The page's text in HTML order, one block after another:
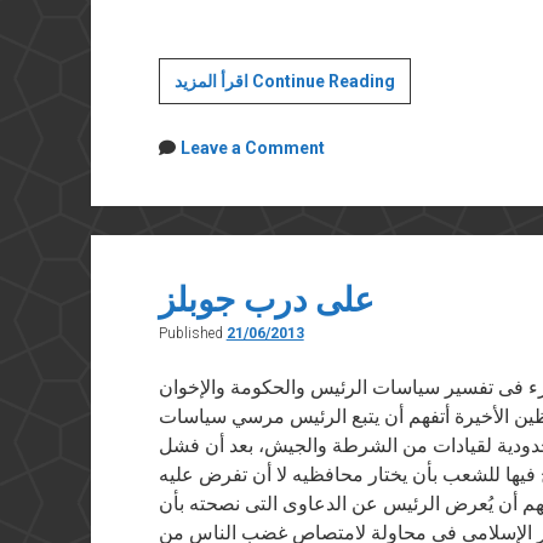
اقرأ المزيد Continue Readingالشرعية
والثورة
Leave a Comment
على درب جوبلز
Published 21/06/2013
في ٢١ يونيو ٢٠١٣ يحار المرء فى تفسير سياسات الرئيس والحكومة والإخوان
الأخيرة أتفهم أن يتبع الرئيس مرسي سياسات
لقيادات من الشرطة والجيش، بعد أن فشل
للشعب بأن يختار محافظيه لا أن تفرض عليه
أن يُعرض الرئيس عن الدعاوى التى نصحته بأن
الإسلامى فى محاولة لامتصاص غضب الناس من